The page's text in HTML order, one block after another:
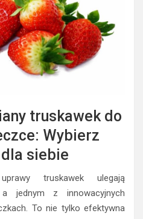
truskawek do
Wybierz
siebie
truskawek ulegają
jednym z innowacyjnych
To nie tylko efektywna